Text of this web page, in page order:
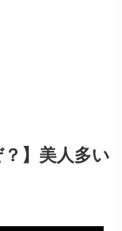
】美人多い